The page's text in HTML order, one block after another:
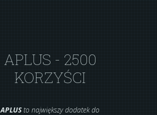
APLUS - 2500
KORZYŚCI
APLUSto największy dodatek do